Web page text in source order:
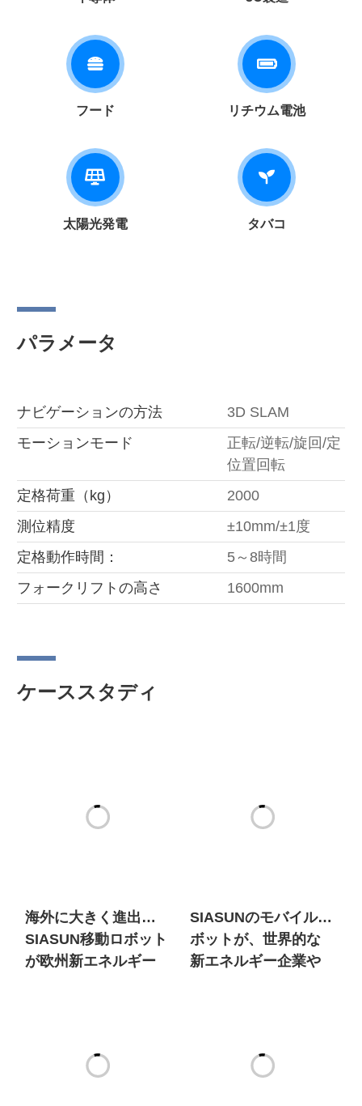
フード リチウム電池
太陽光発電 タバコ
パラメータ
ナビゲーションの方法
3D SLAM
モーションモード
正転/逆転/旋回/定
位置回転
定格荷重（kg）
2000
測位精度
±10mm/±1度
定格動作時間：
5～8時間
フォークリフトの高さ
1600mm
ケーススタディ
海外に大きく進出！
SIASUN移動ロボット
が欧州新エネルギー
SIASUNのモバイルロ
ボットが、世界的な
新エネルギー企業や